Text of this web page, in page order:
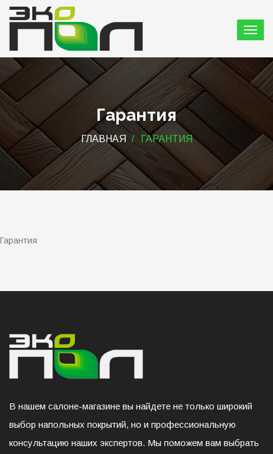
Гарантия
ГЛАВНАЯ ГАРАНТИЯ
Гарантия
В нашем салоне-магазине вы найдете не только широкий
выбор напольных покрытий, но и профессиональную
консультацию наших экспертов. Мы поможем вам выбрать